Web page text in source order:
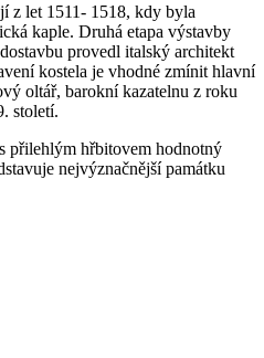
z let 1511- 1518, kdy byla
kaple. Druhá etapa výstavby
provedl italský architekt
kostela je vhodné zmínit hlavní
oltář, barokní kazatelnu z roku
století.
přilehlým hřbitovem hodnotný
nejvýznačnější památku